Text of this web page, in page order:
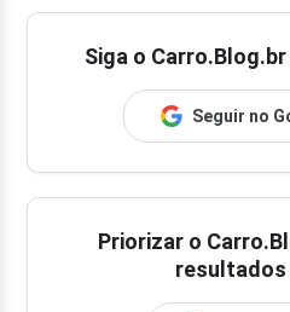
Siga o
Seguir no
Priorizar o
resultados